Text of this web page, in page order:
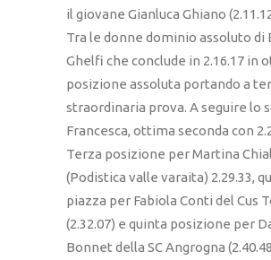
il giovane Gianluca Ghiano
Tra le donne dominio assoluto di
Ghelfi che conclude in 2.16.17 in
posizione assoluta portando a
straordinaria prova. A seguire lo
Francesca, ottima seconda con
Terza posizione per Martina
(Podistica valle varaita) 2.29.33,
piazza per Fabiola Conti del Cus
(2.32.07) e quinta posizione per
Bonnet della SC Angrogna